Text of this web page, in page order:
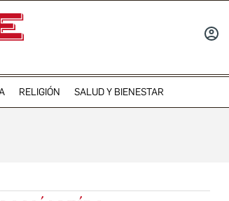
RELIGIÓN SALUD Y BIENESTAR